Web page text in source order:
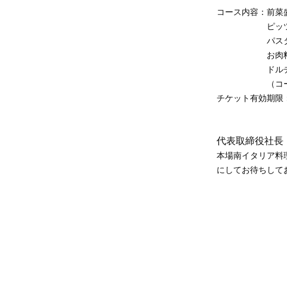
コース内容：前
ピッツァ2
パスタ2種
お肉料理
ドルチェ
（コーヒ
チケット有効期限
※事前予約
代表取締役社
本場南イタリア料
にしてお待ちして